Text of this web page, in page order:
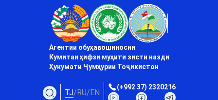
Агентии обуҳавошиносии
Кумитаи ҳифзи муҳити зисти назди
Ҳукумати Ҷумҳурии Тоҷикистон
TJ/RU/EN
(+992 37) 2320216